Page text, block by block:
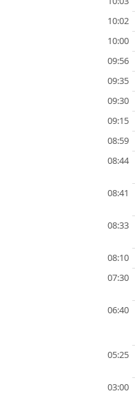
10:02
10:00
09:56
09:35
09:30
09:15
08:59
08:44
08:41
08:33
08:10
07:30
06:40
05:25
03:00